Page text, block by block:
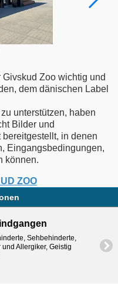
Zoo wichtig und
dem dänischen Label
unterstützen, haben
Bilder und
bereitgestellt, in denen
Eingangsbedingungen,
können.
ZOO
Sehbehinderte,
Allergiker, Geistig